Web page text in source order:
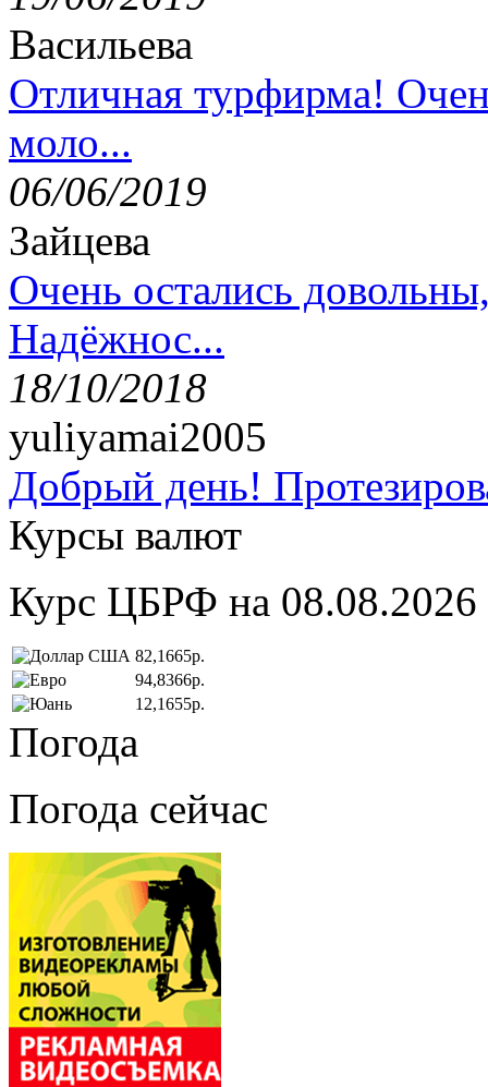
Васильева
Отличная турфирма!
моло...
06/06/2019
Зайцева
Очень остались
Надёжнос...
18/10/2018
yuliyamai2005
Добрый день!
Курсы валют
Курс ЦБРФ на 08.08.2026
82,1665р.
94,8366р.
12,1655р.
Погода
Погода сейчас